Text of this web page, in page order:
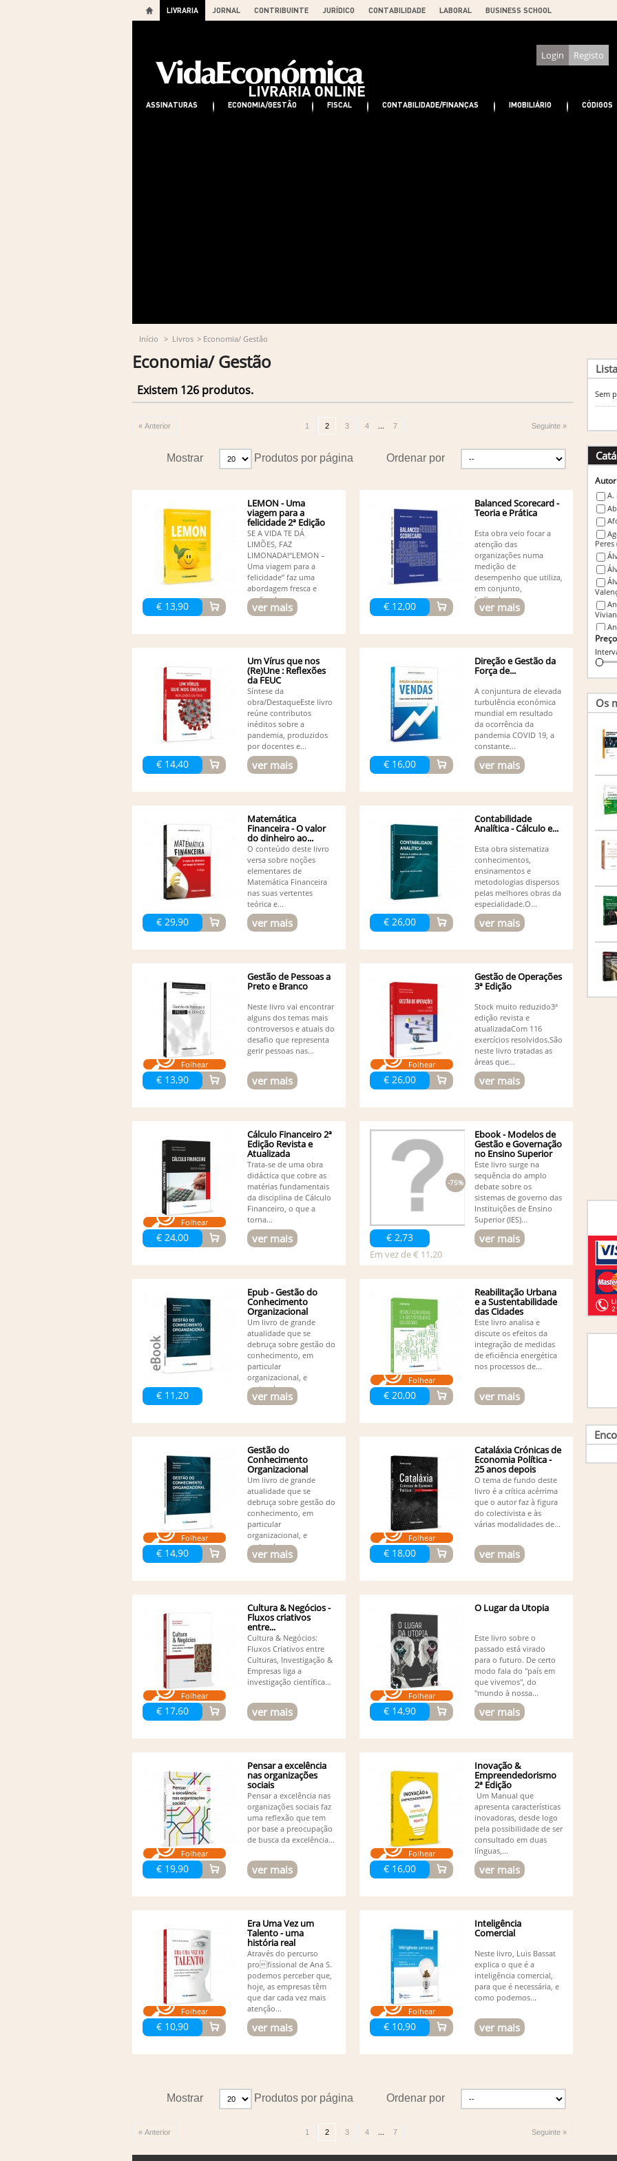
LIVRARIA JORNAL CONTRIBUINTE JURÍDICO CONTABILIDADE LABORAL BUSINESS SCHOOL
Login Registo
ASSINATURAS ECONOMIA/GESTÃO FISCAL CONTABILIDADE/FINANÇAS IMOBILIÁRIO CÓDIGOS
Início > Livros > Economia/ Gestão
Economia/ Gestão
Existem 126 produtos.
« Anterior 1 2 3 4 ... 7 Seguinte »
Ordenar por
Mostrar Produtos por página
€ 13,90
LEMON - Uma
viagem para a
felicidade 2ª Edição
SE A VIDA TE DÁ
LIMÕES, FAZ
LIMONADA!“LEMON –
Uma viagem para a
felicidade” faz uma
abordagem fresca e
profunda...
ver mais € 12,00
Balanced Scorecard -
Teoria e Prática
Esta obra veio focar a
atenção das
organizações numa
medição de
desempenho que utiliza,
em conjunto,
indicadores...
ver mais
€ 14,40
Um Vírus que nos
(Re)Une : Reflexões
da FEUC
Síntese da
obra/DestaqueEste livro
reúne contributos
inéditos sobre a
pandemia, produzidos
por docentes e...
ver mais € 16,00
Direção e Gestão da
Força de...
A conjuntura de elevada
turbulência económica
mundial em resultado
da ocorrência da
pandemia COVID 19, a
constante...
ver mais
€ 29,90
Matemática
Financeira - O valor
do dinheiro ao...
O conteúdo deste livro
versa sobre noções
elementares de
Matemática Financeira
nas suas vertentes
teórica e...
ver mais € 26,00
Contabilidade
Analítica - Cálculo e...
Esta obra sistematiza
conhecimentos,
ensinamentos e
metodologias dispersos
pelas melhores obras da
especialidade.O...
ver mais
Folhear
€ 13,90
Gestão de Pessoas a
Preto e Branco
Neste livro vai encontrar
alguns dos temas mais
controversos e atuais do
desafio que representa
gerir pessoas nas...
ver mais
Folhear
€ 26,00
Gestão de Operações
3ª Edição
Stock muito reduzido3ª
edição revista e
atualizadaCom 116
exercícios resolvidos.São
neste livro tratadas as
áreas que...
ver mais
Folhear
€ 24,00
Cálculo Financeiro 2ª
Edição Revista e
Atualizada
Trata-se de uma obra
didáctica que cobre as
matérias fundamentais
da disciplina de Cálculo
Financeiro, o que a
torna...
ver mais € 2,73
Em vez de € 11,20
-75%
Ebook - Modelos de
Gestão e Governação
no Ensino Superior
Este livro surge na
sequência do amplo
debate sobre os
sistemas de governo das
Instituições de Ensino
Superior (IES)...
ver mais
€ 11,20
Epub - Gestão do
Conhecimento
Organizacional
Um livro de grande
atualidade que se
debruça sobre gestão do
conhecimento, em
particular
organizacional, e
pretende,...
ver mais
Folhear
€ 20,00
Reabilitação Urbana
e a Sustentabilidade
das Cidades
Este livro analisa e
discute os efeitos da
integração de medidas
de eficiência energética
nos processos de...
ver mais
Folhear
€ 14,90
Gestão do
Conhecimento
Organizacional
Um livro de grande
atualidade que se
debruça sobre gestão do
conhecimento, em
particular
organizacional, e
pretende,...
ver mais
Folhear
€ 18,00
Cataláxia Crónicas de
Economia Política -
25 anos depois
O tema de fundo deste
livro é a crítica acérrima
que o autor faz à figura
do colectivista e às
várias modalidades de...
ver mais
Folhear
€ 17,60
Cultura & Negócios -
Fluxos criativos
entre...
Cultura & Negócios:
Fluxos Criativos entre
Culturas, Investigação &
Empresas liga a
investigação científica...
ver mais
Folhear
€ 14,90
O Lugar da Utopia
Este livro sobre o
passado está virado
para o futuro. De certo
modo fala do "país em
que vivemos", do
"mundo à nossa...
ver mais
Folhear
€ 19,90
Pensar a excelência
nas organizações
sociais
Pensar a excelência nas
organizações sociais faz
uma reflexão que tem
por base a preocupação
de busca da excelência...
ver mais
Folhear
€ 16,00
Inovação &
Empreendedorismo
2ª Edição
Um Manual que
apresenta características
inovadoras, desde logo
pela possibilidade de ser
consultado em duas
línguas,...
ver mais
Folhear
€ 10,90
Era Uma Vez um
Talento - uma
história real
Através do percurso
profissional de Ana S.
podemos perceber que,
hoje, as empresas têm
que dar cada vez mais
atenção...
ver mais
Folhear
€ 10,90
Inteligência
Comercial
Neste livro, Luis Bassat
explica o que é a
inteligência comercial,
para que é necessária, e
como podemos...
ver mais
Ordenar por
Mostrar Produtos por página
« Anterior 1 2 3 4 ... 7 Seguinte »
Sem
Autor
A.
Peres
Preço
Os